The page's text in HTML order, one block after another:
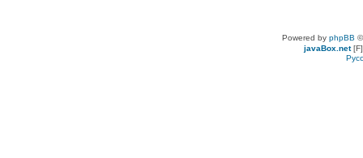
Powered by phpBB
javaBox.net